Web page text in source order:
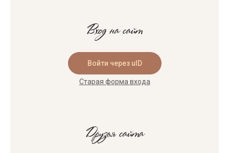
Вход на сайт
Войти через uID
Старая форма входа
Друзья сайта